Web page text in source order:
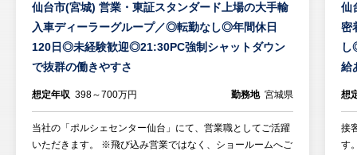
仙台市(宮城) 営業・東証スタンダード上場の大手輸
入車ディーラーグループ／◎転勤なし◎年間休日
120日◎未経験歓迎◎21:30PC強制シャットダウン
で抜群の働きやすさ
想定年収 398～700万円 勤務地 宮城県
当社の「ポルシェセンター仙台」にて、営業職としてご活躍
いただきます。 ※飛び込み営業ではなく、ショールームへご
仙
密
給
想
接
す